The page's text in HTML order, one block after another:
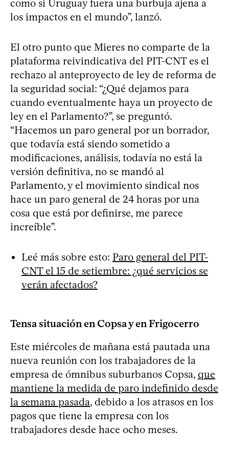
como si Uruguay fuera una burbuja ajena a
los impactos en el mundo”, lanzó.
El otro punto que Mieres no comparte de la
plataforma reivindicativa del PIT-CNT es el
rechazo al anteproyecto de ley de reforma de
la seguridad social: “¿Qué dejamos para
cuando eventualmente haya un proyecto de
ley en el Parlamento?”, se preguntó.
“Hacemos un paro general por un borrador,
que todavía está siendo sometido a
modificaciones, análisis, todavía no está la
versión definitiva, no se mandó al
Parlamento, y el movimiento sindical nos
hace un paro general de 24 horas por una
cosa que está por definirse, me parece
increíble”.
Leé más sobre esto: Paro general del PIT-
CNT el 15 de setiembre: ¿qué servicios se
verán afectados?
Tensa situación en Copsa y en Frigocerro
Este miércoles de mañana está pautada una
nueva reunión con los trabajadores de la
empresa de ómnibus suburbanos Copsa, que
mantiene la medida de paro indefinido desde
la semana pasada, debido a los atrasos en los
pagos que tiene la empresa con los
trabajadores desde hace ocho meses.